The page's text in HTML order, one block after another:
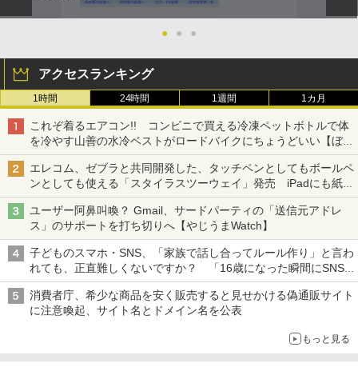
● ● ●
アクセスランキング
1時間 24時間 1週間 1カ月
これぞ着るエアコン!! コンビニで買える冷凍ペットボトルで体
を冷やす山善の水冷ベストがロードバイクにちょうどいい【ぼっ
ち・ざ・ろーど！その14】【空いた時間でなにしてる？】
エレコム、ゼブラと共同開発した、タッチペンとしてもボールペ
ンとしても使える「スタイラスツーウェイ」発売 iPadにも紙に
も、持ち替えずに書き込める
ユーザー阿鼻叫喚？ Gmail、サードパーティの「送信元アドレ
ス」のサポートを打ち切りへ【やじうまWatch】
子どものスマホ・SNS、「家族で話し合ってルール作り」と言わ
れても、正直難しくないですか？ 「16歳になった瞬間にSNS
デビューする方が怖い」という上沼紫野弁護士にヒントを聞く
消費者庁、希少な商品を安く販売すると見せかける偽通販サイト
に注意喚起、サイト名とドメイン名を公表
もっと見る